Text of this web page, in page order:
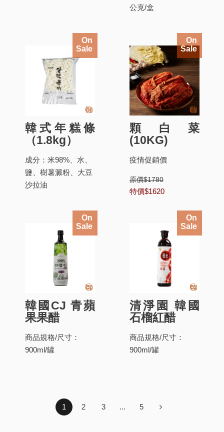
公克/盒
韓式年糕條
（1.8kg）
成分：米98%、水、
鹽、樹薯澱粉、大豆
沙拉油
On
Sale
顆白菜
(10KG)
疫情促銷價
原價$1780
特價$1620
On
Sale
韓國CJ 青蘋
果果醋
商品規格/尺寸：
900ml/罐
On
Sale
清淨園 韓國
石榴紅醋
商品規格/尺寸：
900ml/罐
On
Sale
1 2 3 ... 5